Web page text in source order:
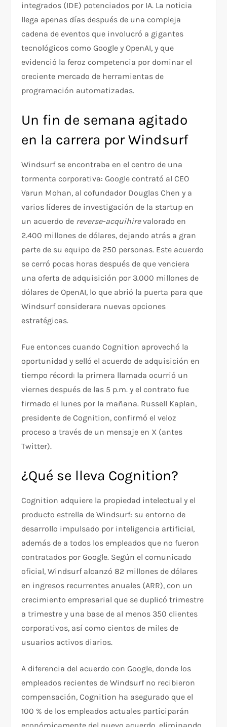
integrados (IDE) potenciados por IA. La noticia
llega apenas días después de una compleja
cadena de eventos que involucró a gigantes
tecnológicos como Google y OpenAI, y que
evidenció la feroz competencia por dominar el
creciente mercado de herramientas de
programación automatizadas.
Un fin de semana agitado
en la carrera por Windsurf
Windsurf se encontraba en el centro de una
tormenta corporativa: Google contrató al CEO
Varun Mohan, al cofundador Douglas Chen y a
varios líderes de investigación de la startup en
un acuerdo de reverse-acquihirevalorado en
2.400 millones de dólares, dejando atrás a gran
parte de su equipo de 250 personas. Este acuerdo
se cerró pocas horas después de que venciera
una oferta de adquisición por 3.000 millones de
dólares de OpenAI, lo que abrió la puerta para que
Windsurf considerara nuevas opciones
estratégicas.
Fue entonces cuando Cognition aprovechó la
oportunidad y selló el acuerdo de adquisición en
tiempo récord: la primera llamada ocurrió un
viernes después de las 5 p.m. y el contrato fue
firmado el lunes por la mañana. Russell Kaplan,
presidente de Cognition, confirmó el veloz
proceso a través de un mensaje en X (antes
Twitter).
¿Qué se lleva Cognition?
Cognition adquiere la propiedad intelectual y el
producto estrella de Windsurf: su entorno de
desarrollo impulsado por inteligencia artificial,
además de a todos los empleados que no fueron
contratados por Google. Según el comunicado
oficial, Windsurf alcanzó 82 millones de dólares
en ingresos recurrentes anuales (ARR), con un
crecimiento empresarial que se duplicó trimestre
a trimestre y una base de al menos 350 clientes
corporativos, así como cientos de miles de
usuarios activos diarios.
A diferencia del acuerdo con Google, donde los
empleados recientes de Windsurf no recibieron
compensación, Cognition ha asegurado que el
100 % de los empleados actuales participarán